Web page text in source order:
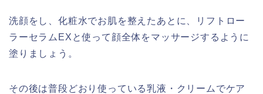
洗顔をし、化粧水でお肌を整えたあとに、リフトロー
ラーセラムEXと使って顔全体をマッサージするように
塗りましょう。
その後は普段どおり使っている乳液・クリームでケア